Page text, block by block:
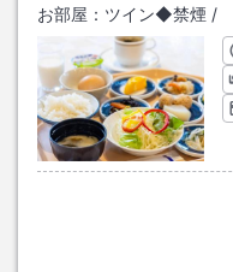
お部屋： ツイン◆禁煙 /